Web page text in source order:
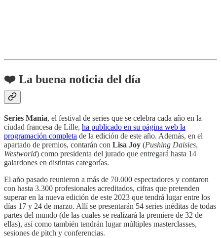
❤️ La buena noticia del día
Series Mania, el festival de series que se celebra cada año en la
ciudad francesa de Lille, ha publicado en su página web la
programación completa de la edición de este año. Además, en el
apartado de premios, contarán con Lisa Joy (Pushing Daisies,
Westworld) como presidenta del jurado que entregará hasta 14
galardones en distintas categorías.
El año pasado reunieron a más de 70.000 espectadores y contaron
con hasta 3.300 profesionales acreditados, cifras que pretenden
superar en la nueva edición de este 2023 que tendrá lugar entre los
días 17 y 24 de marzo. Allí se presentarán 54 series inéditas de todas
partes del mundo (de las cuales se realizará la premiere de 32 de
ellas), así como también tendrán lugar múltiples masterclasses,
sesiones de pitch y conferencias.